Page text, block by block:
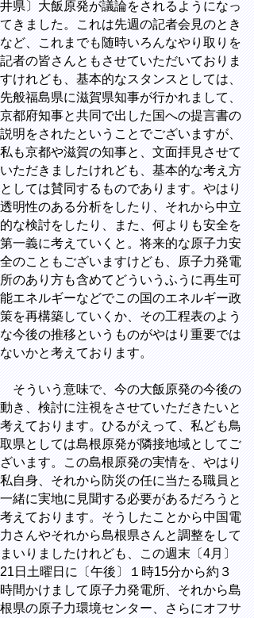
井県〕大飯原発が議論をされるようになっ
てきました。これは先週の記者会見のとき
など、これまでも随時いろんなやり取りを
記者の皆さんともさせていただいておりま
すけれども、基本的なスタンスとしては、
先般福島県に滋賀県知事が行かれまして、
京都府知事と共同で出した国への提言書の
説明をされたということでございますが、
私も京都や滋賀の知事と、文面拝見させて
いただきましたけれども、基本的な考え方
としては賛同するものであります。やはり
透明性のある分析をしたり、それから中立
的な検討をしたり、また、何よりも安全を
第一義に考えていくと。将来的な原子力安
全のこともございますけども、原子力発電
所のあり方も含めてどういうふうに再生可
能エネルギーなどでこの国のエネルギー政
策を再構築していくか、その工程表のよう
な今後の推移というものがやはり重要では
ないかと考えております。
そういう意味で、今の大飯原発の今後の
動き、検討に注視をさせていただきたいと
考えております。ひるがえって、私ども鳥
取県としては島根原発が隣接地域としてご
ざいます。この島根原発の実情を、やはり
私自身、それから防災の任に当たる職員と
一緒に実地に見聞する必要があるだろうと
考えております。そうしたことから中国電
力さんやそれから島根県さんと調整をして
まいりましたけれども、この週末〔4月〕
21日土曜日に〔午後〕１時15分から約３
時間かけまして原子力発電所、それから島
根県の原子力環境センター、さらにオフサ